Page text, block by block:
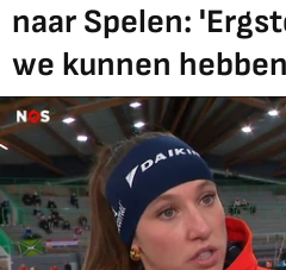
naar Spelen:
we kunnen